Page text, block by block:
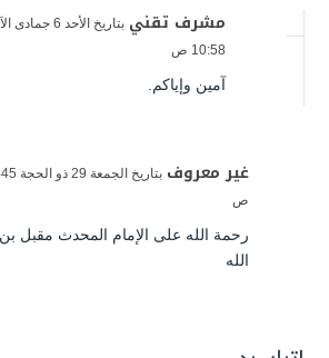
مشرف تقني
10:58 ص
آمين وإياكم.
غير معروف
ص
رحمة الله على الإمام المحدث مقبل
الله